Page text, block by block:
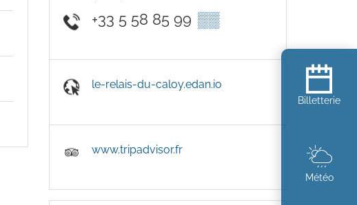
Billetterie
Météo
+33 5 58 85 99 ▒▒
le-relais-du-caloy.edan.io
www.tripadvisor.fr